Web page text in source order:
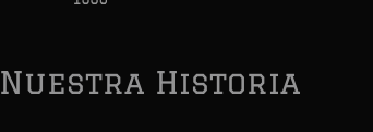
Nuestra Historia